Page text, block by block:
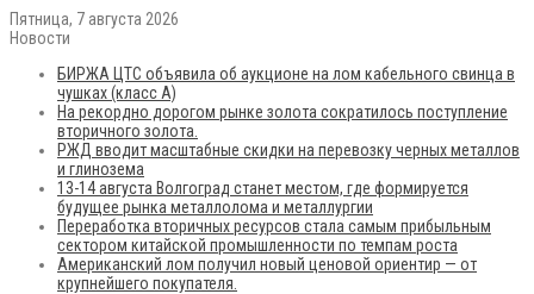
Пятница, 7 августа 2026
Новости
БИРЖА ЦТС объявила об аукционе на лом кабельного свинца в
чушках (класс А)
На рекордно дорогом рынке золота сократилось поступление
вторичного золота.
РЖД вводит масштабные скидки на перевозку черных металлов
и глинозема
13-14 августа Волгоград станет местом, где формируется
будущее рынка металлолома и металлургии
Переработка вторичных ресурсов стала самым прибыльным
сектором китайской промышленности по темпам роста
Американский лом получил новый ценовой ориентир — от
крупнейшего покупателя.